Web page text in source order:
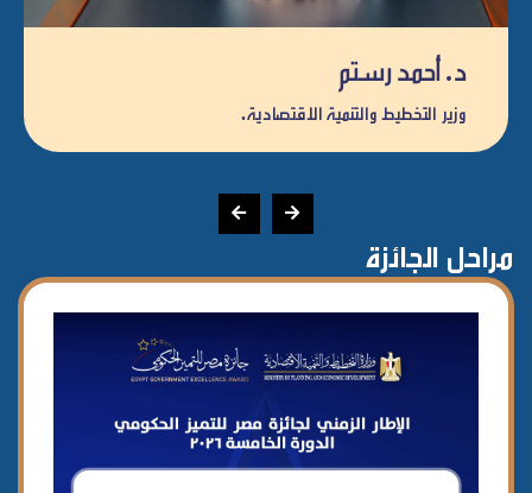
د. أحمد رستم
وزير التخطيط والتنمية الاقتصادية.
مراحل الجائزة